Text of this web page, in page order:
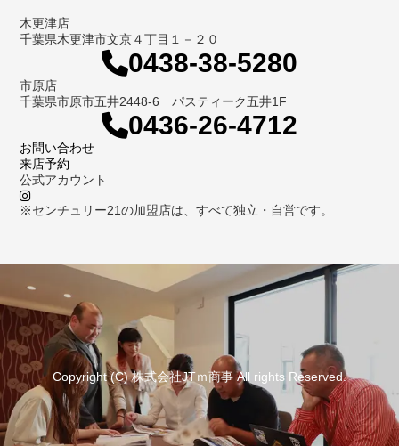
木更津店
千葉県木更津市文京４丁目１－２０
0438-38-5280
市原店
千葉県市原市五井2448-6 パスティーク五井1F
0436-26-4712
お問い合わせ
来店予約
公式アカウント
※センチュリー21の加盟店は、すべて独立・自営です。
Copyright (C) 株式会社JTｍ商事 All rights Reserved.